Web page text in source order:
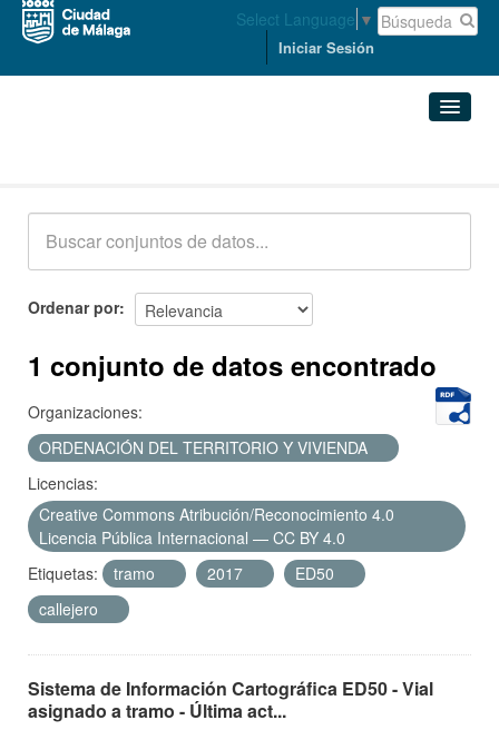
Select Language ▼
Iniciar Sesión
Acerca de
Ordenar por
1 conjunto de datos encontrado
Organizaciones:
ORDENACIÓN DEL TERRITORIO Y VIVIENDA
Licencias:
Creative Commons Atribución/Reconocimiento 4.0
Licencia Pública Internacional — CC BY 4.0
Etiquetas:
tramo 2017
ED50
callejero
Sistema de Información Cartográfica ED50 - Vial
asignado a tramo - Última act...